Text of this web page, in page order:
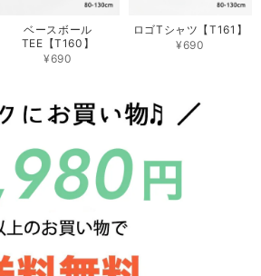
ベースボール
TEE【T160】
¥690
ロゴTシャツ【T161】
¥690